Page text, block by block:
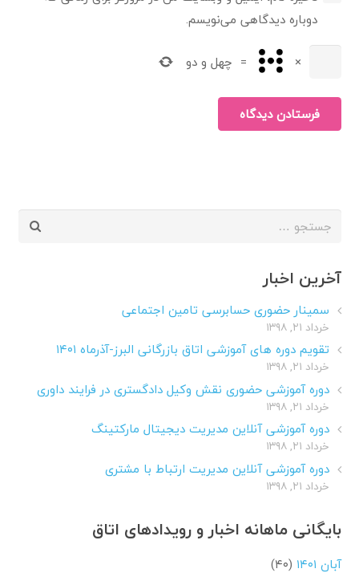
دوباره دیدگاهی می‌نویسم.
×
= چهل و دو
فرستادن دیدگاه
جستجو
آخرین اخبار
سمینار حضوری حسابرسی تامین اجتماعی
خرداد ۲۱, ۱۳۹۸
تقویم دوره های آموزشی اتاق بازرگانی البرز-آذرماه ۱۴۰۱
خرداد ۲۱, ۱۳۹۸
دوره آموزشی حضوری نقش وکیل دادگستری در فرایند داوری
خرداد ۲۱, ۱۳۹۸
دوره آموزشی آنلاین مدیریت دیجیتال مارکتینگ
خرداد ۲۱, ۱۳۹۸
دوره آموزشی آنلاین مدیریت ارتباط با مشتری
خرداد ۲۱, ۱۳۹۸
بایگانی ماهانه اخبار و رویدادهای اتاق
آبان ۱۴۰۱
(۴۰)